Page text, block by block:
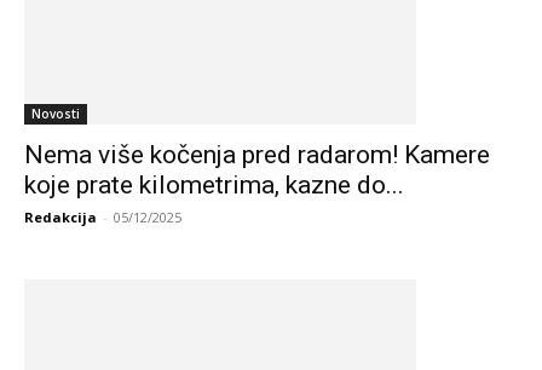
Novosti
Nema više kočenja pred radarom! Kamere
koje prate kilometrima, kazne do...
Redakcija - 05/12/2025